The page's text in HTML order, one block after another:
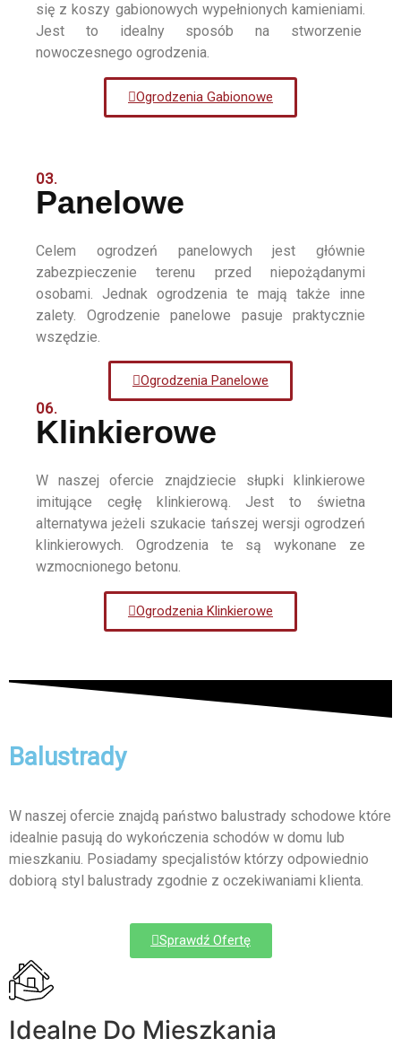
się z koszy gabionowych wypełnionych kamieniami.
Jest to idealny sposób na stworzenie
nowoczesnego ogrodzenia.
Ogrodzenia Gabionowe
03.
Panelowe
Celem ogrodzeń panelowych jest głównie
zabezpieczenie terenu przed niepożądanymi
osobami. Jednak ogrodzenia te mają także inne
zalety. Ogrodzenie panelowe pasuje praktycznie
wszędzie.
Ogrodzenia Panelowe
06.
Klinkierowe
W naszej ofercie znajdziecie słupki klinkierowe
imitujące cegłę klinkierową. Jest to świetna
alternatywa jeżeli szukacie tańszej wersji ogrodzeń
klinkierowych. Ogrodzenia te są wykonane ze
wzmocnionego betonu.
Ogrodzenia Klinkierowe
Balustrady
W naszej ofercie znajdą państwo balustrady schodowe które
idealnie pasują do wykończenia schodów w domu lub
mieszkaniu. Posiadamy specjalistów którzy odpowiednio
dobiorą styl balustrady zgodnie z oczekiwaniami klienta.
Sprawdź Ofertę
Idealne Do Mieszkania